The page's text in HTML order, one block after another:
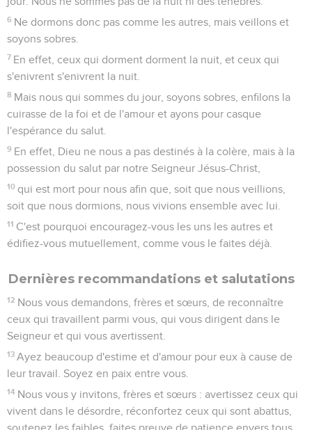
6 Ne dormons donc pas comme les autres, mais veillons et
soyons sobres.
7 En effet, ceux qui dorment dorment la nuit, et ceux qui
s'enivrent s'enivrent la nuit.
8 Mais nous qui sommes du jour, soyons sobres, enfilons la
cuirasse de la foi et de l'amour et ayons pour casque
l'espérance du salut.
9 En effet, Dieu ne nous a pas destinés à la colère, mais à la
possession du salut par notre Seigneur Jésus-Christ,
10 qui est mort pour nous afin que, soit que nous veillions,
soit que nous dormions, nous vivions ensemble avec lui.
11 C'est pourquoi encouragez-vous les uns les autres et
édifiez-vous mutuellement, comme vous le faites déjà.
Dernières recommandations et salutations
12 Nous vous demandons, frères et sœurs, de reconnaître
ceux qui travaillent parmi vous, qui vous dirigent dans le
Seigneur et qui vous avertissent.
13 Ayez beaucoup d'estime et d'amour pour eux à cause de
leur travail. Soyez en paix entre vous.
14 Nous vous y invitons, frères et sœurs : avertissez ceux qui
vivent dans le désordre, réconfortez ceux qui sont abattus,
soutenez les faibles, faites preuve de patience envers tous.